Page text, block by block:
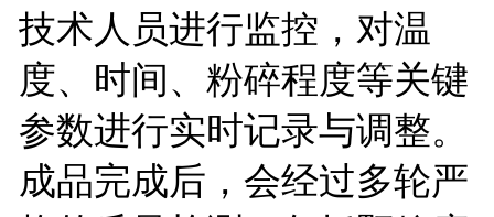
技术人员进行监控，对温
度、时间、粉碎程度等关键
参数进行实时记录与调整。
成品完成后，会经过多轮严